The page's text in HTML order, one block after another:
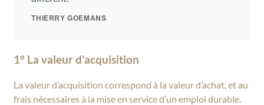
THIERRY GOEMANS
1° La valeur d'acquisition
La valeur d’acquisition correspond à la valeur d’achat, et au
frais nécessaires à la mise en service d’un emploi durable.